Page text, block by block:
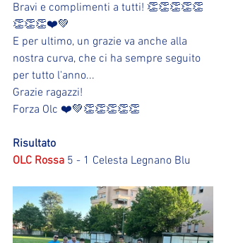
Bravi e complimenti a tutti! 👏👏👏👏👏
👏👏👏❤️💚
E per ultimo, un grazie va anche alla
nostra curva, che ci ha sempre seguito
per tutto l'anno...
Grazie ragazzi!
Forza Olc ❤️💚👏👏👏👏👏
Risultato
OLC Rossa 5 - 1 Celesta Legnano Blu